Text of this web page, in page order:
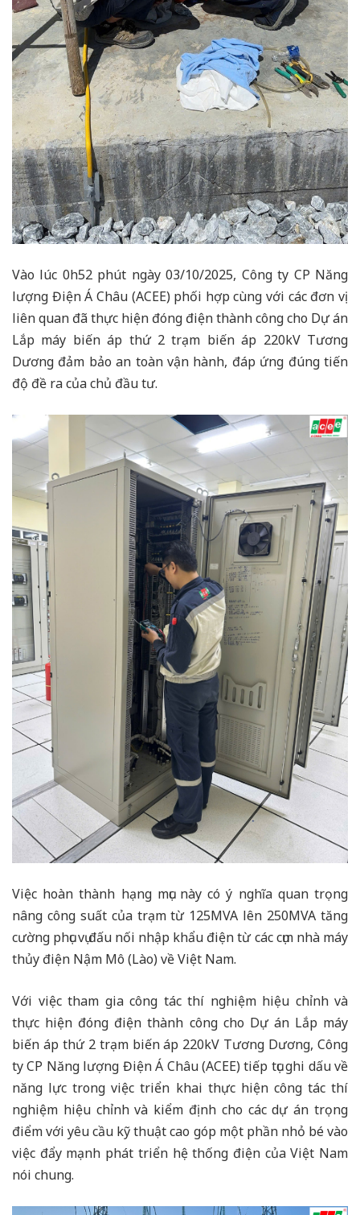
Vào lúc 0h52 phút ngày 03/10/2025, Công ty CP Năng
lượng Điện Á Châu (ACEE) phối hợp cùng với các đơn vị
liên quan đã thực hiện đóng điện thành công cho Dự án
Lắp máy biến áp thứ 2 trạm biến áp 220kV Tương
Dương đảm bảo an toàn vận hành, đáp ứng đúng tiến
độ đề ra của chủ đầu tư.
Việc hoàn thành hạng mục này có ý nghĩa quan trọng
nâng công suất của trạm từ 125MVA lên 250MVA tăng
cường phục vụ đấu nối nhập khẩu điện từ các cụm nhà máy
thủy điện Nậm Mô (Lào) về Việt Nam.
Với việc tham gia công tác thí nghiệm hiệu chỉnh và
thực hiện đóng điện thành công cho Dự án Lắp máy
biến áp thứ 2 trạm biến áp 220kV Tương Dương, Công
ty CP Năng lượng Điện Á Châu (ACEE) tiếp tục ghi dấu về
năng lực trong việc triển khai thực hiện công tác thí
nghiệm hiệu chỉnh và kiểm định cho các dự án trọng
điểm với yêu cầu kỹ thuật cao góp một phần nhỏ bé vào
việc đẩy mạnh phát triển hệ thống điện của Việt Nam
nói chung.